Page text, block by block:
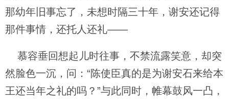
那幼年旧事忘了，未想时隔三十年，谢安还记得
那件事情，还托人还礼——
慕容垂回想起儿时往事，不禁流露笑意，却突
然脸色一沉，问：“陈使臣真的是为谢安石来给本
王还当年之礼的吗？”与此同时，帷幕鼓风一凸，